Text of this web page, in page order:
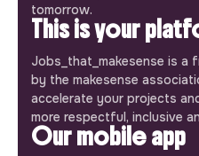
tomorrow.
This is your
Jobs_that_makesense is a
by the makesense
accelerate your projects
more respectful, inclusive
Our mobile app